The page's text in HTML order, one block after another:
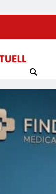
Was
Lernen